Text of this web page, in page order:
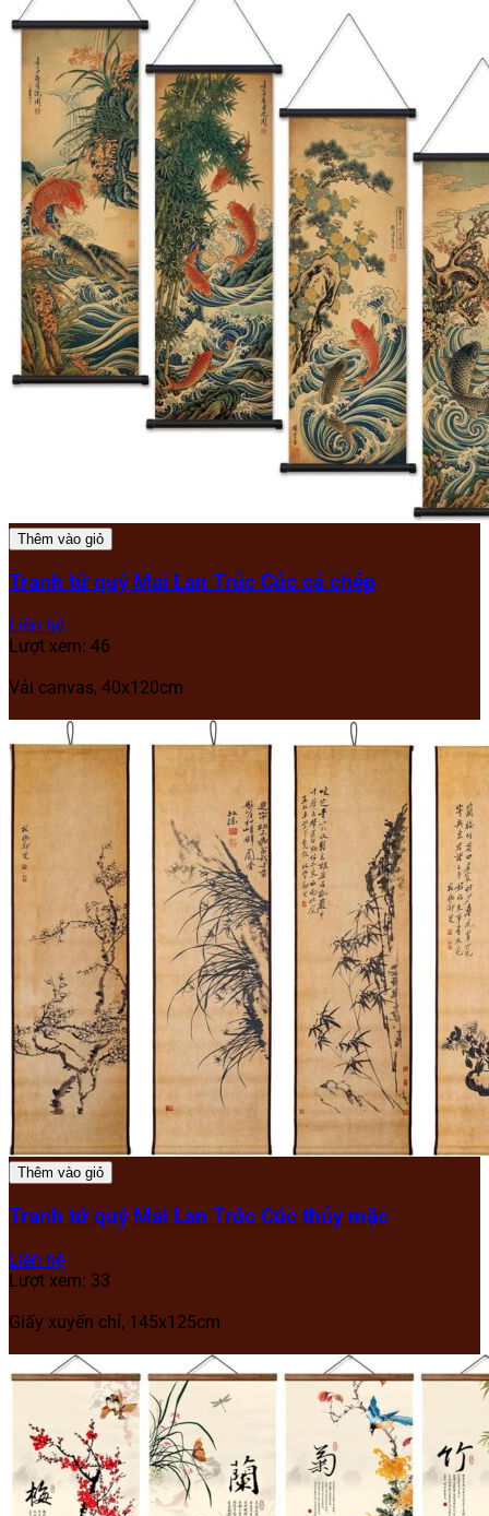
Thêm vào giỏ
Tranh tứ quý Mai Lan Trúc Cúc cá chép
Liên hệ
Lượt xem: 46
Vải canvas, 40x120cm
Thêm vào giỏ
Tranh tứ quý Mai Lan Trúc Cúc thủy mặc
Liên hệ
Lượt xem: 33
Giấy xuyến chỉ, 145x125cm